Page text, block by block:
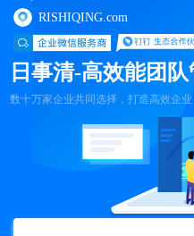
RISHIQING.com
日事清-高效能团
数十万家企业共同选择，打造高效企业